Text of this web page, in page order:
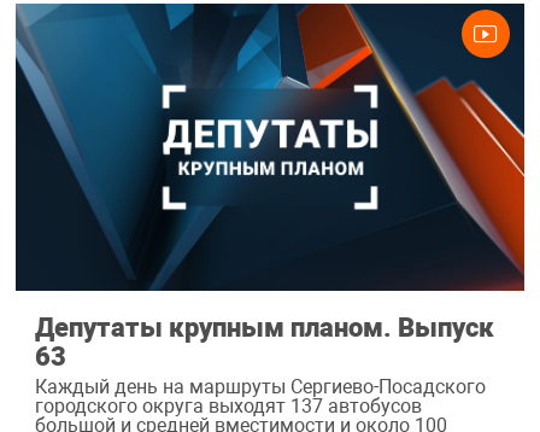
Депутаты крупным планом. Выпуск
63
Каждый день на маршруты Сергиево-Посадского
городского округа выходят 137 автобусов
большой и средней вместимости и около 100